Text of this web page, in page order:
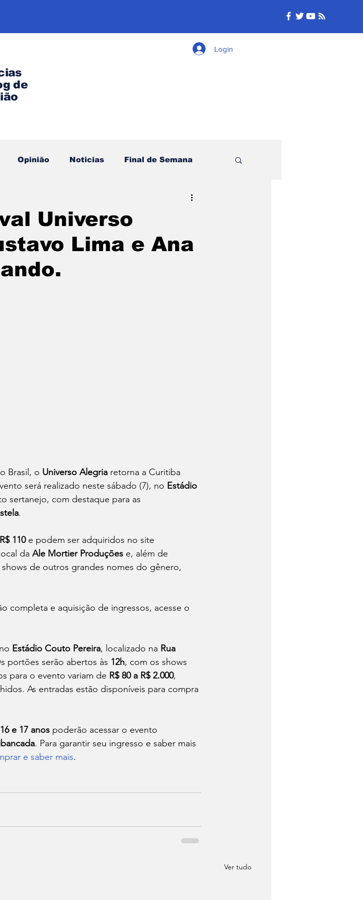
de
Login
Opinião Noticias Final de Semana
Universo
Lima e Ana
Brasil, o Universo Alegria retorna a Curitiba
será realizado neste sábado (7), no Estádio
sertanejo, com destaque para as
.
R$ 110 e podem ser adquiridos no site
da Ale Mortier Produções e, além de
de outros grandes nomes do gênero,
completa e aquisição de ingressos, acesse o
Estádio Couto Pereira, localizado na Rua
portões serão abertos às 12h, com os shows
para o evento variam de R$ 80 a R$ 2.000,
As entradas estão disponíveis para compra
e 17 anos poderão acessar o evento
. Para garantir seu ingresso e saber mais
e saber mais.
Ver tudo